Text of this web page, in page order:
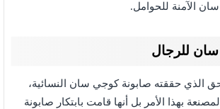
الآمنة للحوامل.
للرجال
الذي حققته صابونة كوجي سان النسائية،
بهذا الأمر بل أنها قامت بابتكار صابونة